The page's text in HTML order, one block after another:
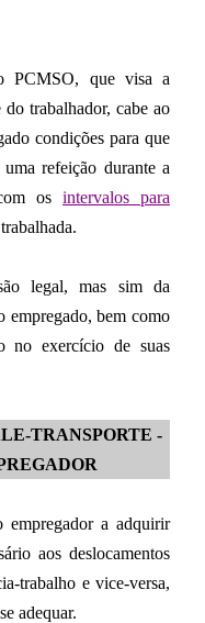
PCMSO, que visa a
do trabalhador, cabe ao
condições para que
refeição durante a
os intervalos para
legal, mas sim da
empregado, bem como
no exercício de suas
TRANSPORTE -
empregador a adquirir
aos deslocamentos
trabalho e vice-versa,
adequar.